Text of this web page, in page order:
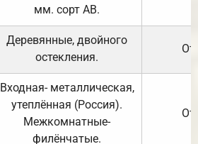
мм. сорт АВ.
Деревянные, двойного
остекления.
Входная- металлическая,
утеплённая (Россия).
Межкомнатные-
филёнчатые.